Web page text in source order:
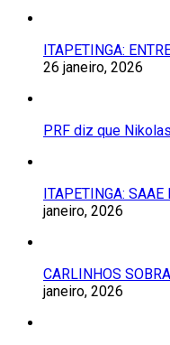
ITAPETINGA:
26 janeiro, 2026
PRF diz que
ITAPETINGA:
janeiro, 2026
CARLINHOS
janeiro, 2026